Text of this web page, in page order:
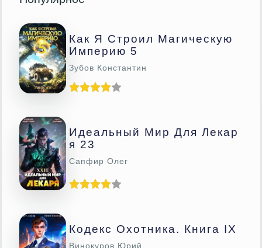
Как Я Строил Магическую
Империю 5
Зубов Константин
Идеальный Мир Для Лекар
Я 23
Сапфир Олег
Кодекс Охотника. Книга IX
Винокуров Юрий